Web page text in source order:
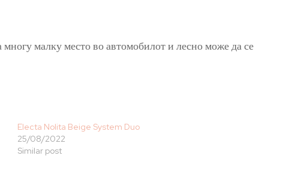
малку место во автомобилот и лесно може да се
Electa Nolita Beige System Duo
25/08/2022
Similar post